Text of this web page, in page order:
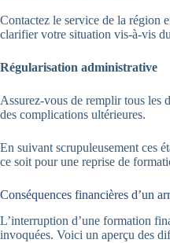
Contactez le service de la région
clarifier votre situation vis-à-vis
Régularisation administrative
Assurez-vous de remplir tous les
des complications ultérieures.
En suivant scrupuleusement ces
ce soit pour une reprise de
Conséquences financières d’un
L’interruption d’une formation
invoquées. Voici un aperçu des